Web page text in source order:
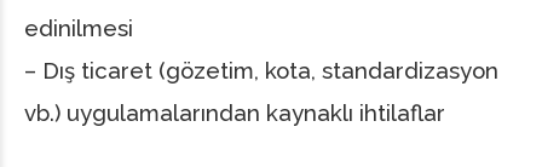
edinilmesi
– Dış ticaret (gözetim, kota, standardizasyon
vb.) uygulamalarından kaynaklı ihtilaflar